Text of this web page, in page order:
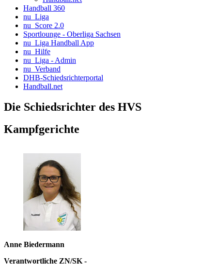
Handball 360
nu_Liga
nu_Score 2.0
Sportlounge - Oberliga Sachsen
nu_Liga Handball App
nu_Hilfe
nu_Liga - Admin
nu_Verband
DHB-Schiedsrichterportal
Handball.net
Die Schiedsrichter des HVS
Kampfgerichte
Anne Biedermann
Verantwortliche ZN/SK -